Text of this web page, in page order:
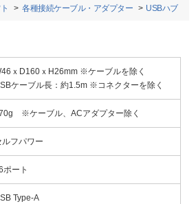
各種接続ケーブル・アダプター USBハブ
ｘD160ｘH26mm ※ケーブルを除く
ケーブル長：約1.5m ※コネクターを除く
※ケーブル、ACアダプター除く
ルフパワー
ポート
Type-A